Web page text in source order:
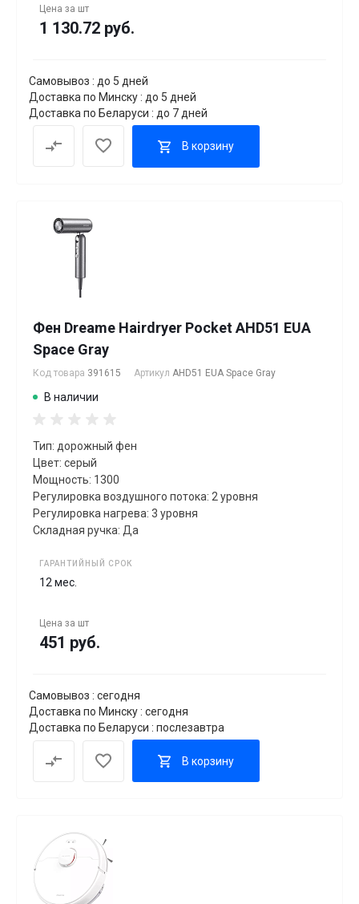
Цена за шт
1 130.72 руб.
Самовывоз : до 5 дней
Доставка по Минску : до 5 дней
Доставка по Беларуси : до 7 дней
В корзину
Фен Dreame Hairdryer Pocket AHD51 EUA
Space Gray
Код товара 391615 Артикул AHD51 EUA Space Gray
В наличии
Тип: дорожный фен
Цвет: серый
Мощность: 1300
Регулировка воздушного потока: 2 уровня
Регулировка нагрева: 3 уровня
Складная ручка: Да
ГАРАНТИЙНЫЙ СРОК
12 мес.
Цена за шт
451 руб.
Самовывоз : сегодня
Доставка по Минску : сегодня
Доставка по Беларуси : послезавтра
В корзину